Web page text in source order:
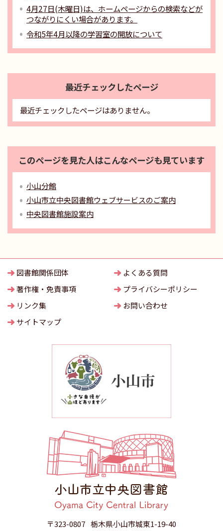
4月27日(木曜日)は、ホームページからの検索などが
つながりにくい場合があります。
令和5年4月以降の学習室の開放について
最近チェックしたページ
最近チェックしたページはありません。
このページを見た人はこんなページも見ています
小山分館
小山市立中央図書館ウェブサービスのご案内
中央図書館施設案内
図書館関係団体
よくある質問
著作権・免責事項
プライバシーポリシー
リンク集
お問い合わせ
サイトマップ
〒323-0807 栃木県小山市城東1-19-40